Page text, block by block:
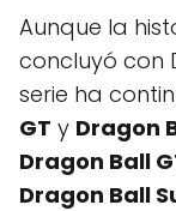
Aunque la
concluyó con
serie ha
GT y Dragon
Dragon Ball
Dragon Ball